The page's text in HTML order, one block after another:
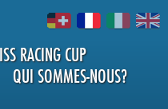
RACING CUP
QUI SOMMES-NOUS?